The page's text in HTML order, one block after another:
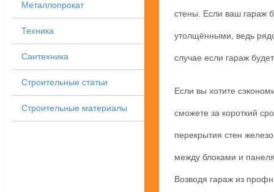
Металлопрокат
Техника
Сантехника
Строительные статьи
Строительные материалы
стены. Если ваш гараж
утолщёнными, ведь
случае если гараж
Если вы хотите
сможете за короткий
перекрытия стен
между блоками и
Возводя гараж из